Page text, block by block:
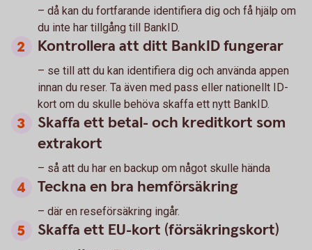
– då kan du fortfarande identifiera dig och få hjälp om
du inte har tillgång till BankID.
Kontrollera att ditt BankID fungerar
– se till att du kan identifiera dig och använda appen
innan du reser. Ta även med pass eller nationellt ID-
kort om du skulle behöva skaffa ett nytt BankID.
Skaffa ett betal- och kreditkort som
extrakort
– så att du har en backup om något skulle hända
Teckna en bra hemförsäkring
– där en reseförsäkring ingår.
Skaffa ett EU-kort (försäkringskort)